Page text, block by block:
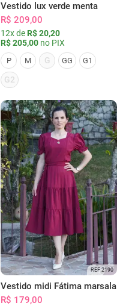
Vestido lux verde menta
R$ 209,00
12x de R$ 20,20
R$ 205,00 no PIX
P M G GG G1
G2
REF 2190
Vestido midi Fátima marsala
R$ 179,00